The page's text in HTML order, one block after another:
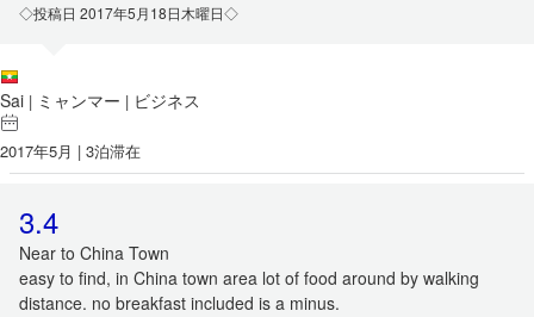
◇投稿日 2017年5月18日木曜日◇
Sai | ミャンマー | ビジネス
2017年5月 | 3泊滞在
3.4
Near to China Town
easy to find, in China town area lot of food around by walking
distance. no breakfast included is a minus.